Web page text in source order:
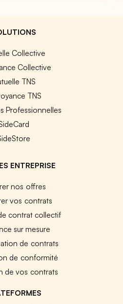
Collective
Collective
TNS
TNS
Professionnelles
ENTREPRISE
nos offres
vos contrats
contrat collectif
sur mesure
de contrats
de conformité
de vos contrats